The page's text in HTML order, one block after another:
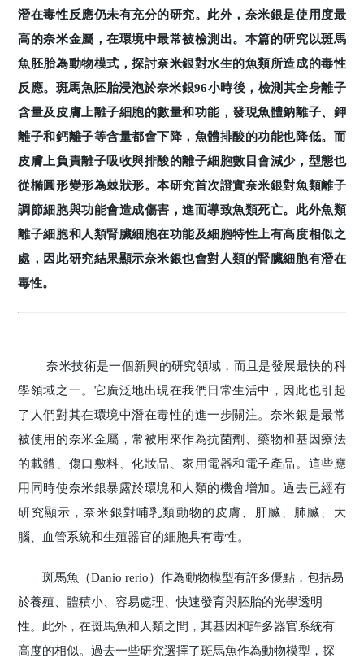
潛在毒性反應仍未有充分的研究。此外，奈米銀是使用度最
高的奈米金屬，在環境中最常被檢測出。本篇的研究以斑馬
魚胚胎為動物模式，探討奈米銀對水生的魚類所造成的毒性
反應。斑馬魚胚胎浸泡於奈米銀96小時後，檢測其全身離子
含量及皮膚上離子細胞的數量和功能，發現魚體鈉離子、鉀
離子和鈣離子等含量都會下降，魚體排酸的功能也降低。而
皮膚上負責離子吸收與排酸的離子細胞數目會減少，型態也
從橢圓形變形為棘狀形。本研究首次證實奈米銀對魚類離子
調節細胞與功能會造成傷害，進而導致魚類死亡。此外魚類
離子細胞和人類腎臟細胞在功能及細胞特性上有高度相似之
處，因此研究結果顯示奈米銀也會對人類的腎臟細胞有潛在
毒性。
奈米技術是一個新興的研究領域，而且是發展最快的科
學領域之一。它廣泛地出現在我們日常生活中，因此也引起
了人們對其在環境中潛在毒性的進一步關注。奈米銀是最常
被使用的奈米金屬，常被用來作為抗菌劑、藥物和基因療法
的載體、傷口敷料、化妝品、家用電器和電子產品。這些應
用同時使奈米銀暴露於環境和人類的機會增加。過去已經有
研究顯示，奈米銀對哺乳類動物的皮膚、肝臟、肺臟、大
腦、血管系統和生殖器官的細胞具有毒性。
斑馬魚（Danio rerio）作為動物模型有許多優點，包括易
於養殖、體積小、容易處理、快速發育與胚胎的光學透明
性。此外，在斑馬魚和人類之間，其基因和許多器官系統有
高度的相似。過去一些研究選擇了斑馬魚作為動物模型，探